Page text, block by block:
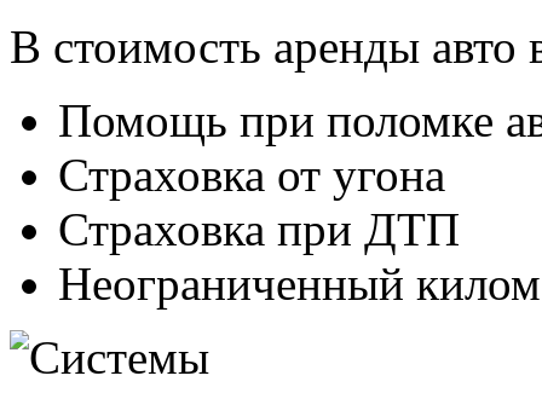
В стоимость аренды авто
Помощь при поломке
Страховка от угона
Страховка при ДТП
Неограниченный